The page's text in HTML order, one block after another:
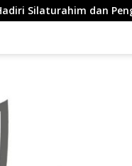
dan Pengukuhan